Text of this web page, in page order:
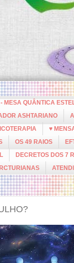
MESA QUÂNTICA
ASHTARIANO
♥
OS 49 RAIOS
DECRETOS DOS 7